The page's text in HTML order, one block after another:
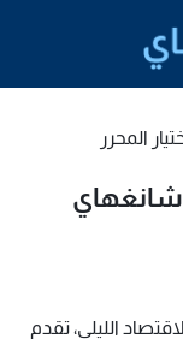
المحرر
شانغهاي
الليلي، تقدم